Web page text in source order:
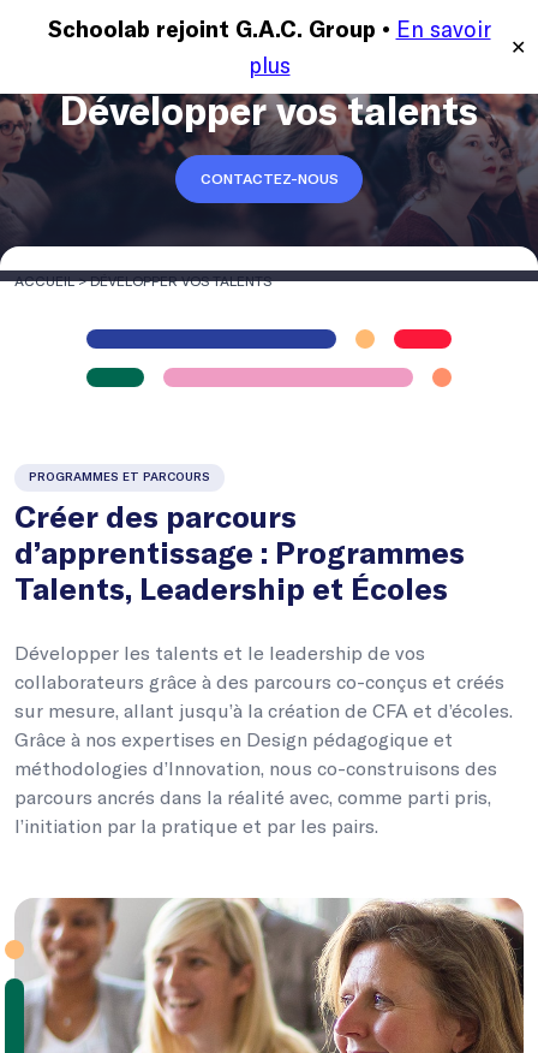
Schoolab rejoint G.A.C. Group • En savoir
plus
✕
MENU
Développer vos talents
CONTACTEZ-NOUS
ACCUEIL>DÉVELOPPER VOS TALENTS
PROGRAMMES ET PARCOURS
Créer des parcours
d’apprentissage : Programmes
Talents, Leadership et Écoles
Développer les talents et le leadership de vos
collaborateurs grâce à des parcours co-conçus et créés
sur mesure, allant jusqu’à la création de CFA et d’écoles.
Grâce à nos expertises en Design pédagogique et
méthodologies d’Innovation, nous co-construisons des
parcours ancrés dans la réalité avec, comme parti pris,
l’initiation par la pratique et par les pairs.